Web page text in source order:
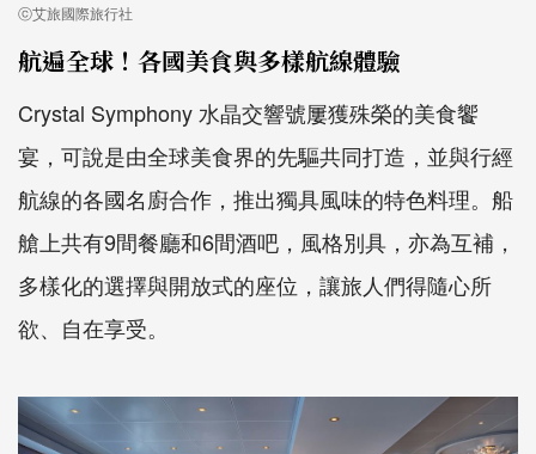
ⓒ艾旅國際旅行社
航遍全球！各國美食與多樣航線體驗
Crystal Symphony 水晶交響號屢獲殊榮的美食饗
宴，可說是由全球美食界的先驅共同打造，並與行經
航線的各國名廚合作，推出獨具風味的特色料理。船
艙上共有9間餐廳和6間酒吧，風格別具，亦為互補，
多樣化的選擇與開放式的座位，讓旅人們得隨心所
欲、自在享受。